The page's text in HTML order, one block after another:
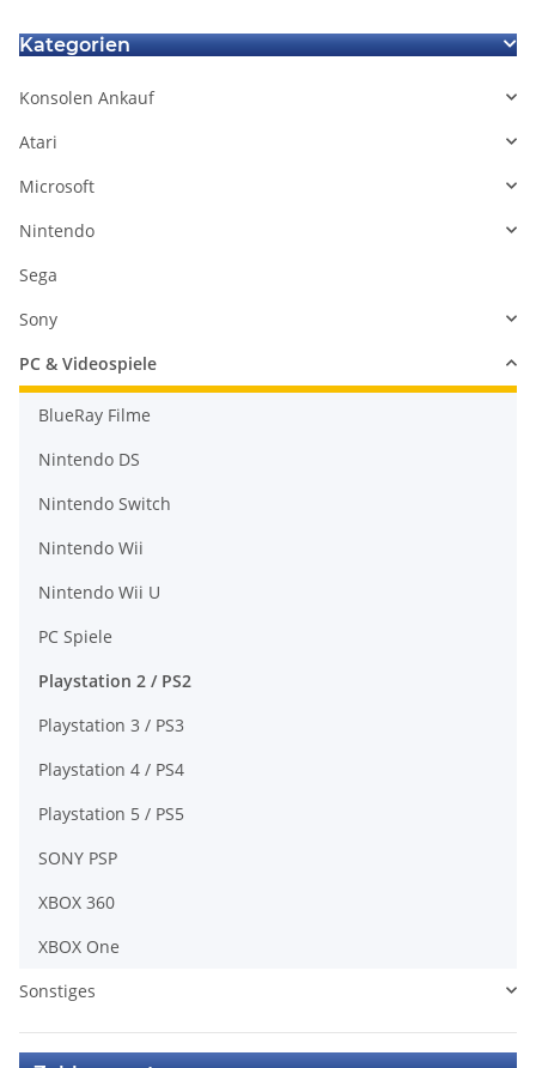
Kategorien
Konsolen Ankauf
Atari
Microsoft
Nintendo
Sega
Sony
PC & Videospiele
BlueRay Filme
Nintendo DS
Nintendo Switch
Nintendo Wii
Nintendo Wii U
PC Spiele
Playstation 2 / PS2
Playstation 3 / PS3
Playstation 4 / PS4
Playstation 5 / PS5
SONY PSP
XBOX 360
XBOX One
Sonstiges